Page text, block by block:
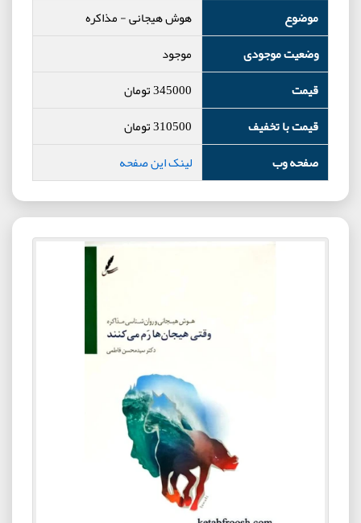
موضوع
هوش هیجانی-مذاکره
وضعیت موجودی
موجود
قیمت
345000تومان
قیمت با تخفیف
310500تومان
صفحه وب
لینک این صفحه